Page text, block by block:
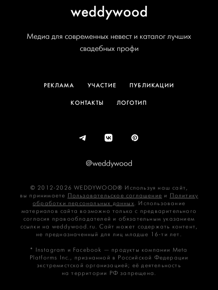
weddywood
Медиа для современных невест и каталог лучших
свадебных профи
РЕКЛАМА УЧАСТИЕ ПУБЛИКАЦИИ
КОНТАКТЫ ЛОГОТИП
@weddywood
© 2012-2026 WEDDYWOOD® Используя наш сайт,
вы принимаете
Пользовательское соглашение и
Политику
обработки персональных данных. Использование
материалов сайта возможно только с предварительного
согласия правообладателей и обязательным указанием
ссылки на weddywood.ru. Сайт может содержать контент,
не предназначенный для лиц младше 16‑ти лет.
* Instagram и Facebook — продукты компании Meta
Platforms Inc., признанной в Российской Федерации
экстремистской организацией; её деятельность
на территории РФ запрещена.